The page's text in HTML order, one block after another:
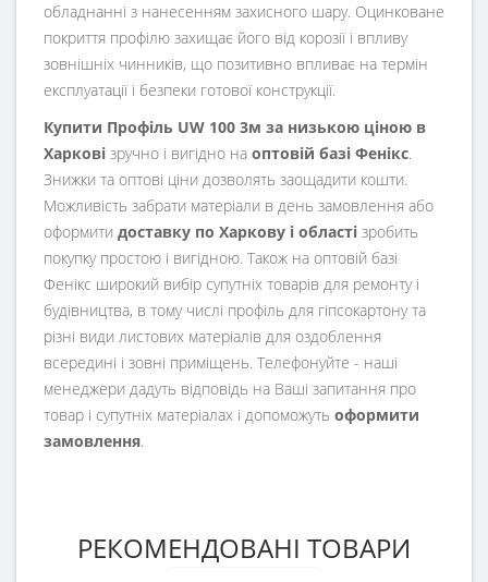
обладнанні з нанесенням захисного шару. Оцинковане
покриття профілю захищає його від корозії і впливу
зовнішніх чинників, що позитивно впливає на термін
експлуатації і безпеки готової конструкції.
Купити Профіль UW 100 3м за низькою ціною в
Харкові зручно і вигідно на оптовій базі Фенікс.
Знижки та оптові ціни дозволять заощадити кошти.
Можливість забрати матеріали в день замовлення або
оформити доставку по Харкову і області зробить
покупку простою і вигідною. Також на оптовій базі
Фенікс широкий вибір супутніх товарів для ремонту і
будівництва, в тому числі профіль для гіпсокартону та
різні види листових матеріалів для оздоблення
всередині і зовні приміщень. Телефонуйте - наші
менеджери дадуть відповідь на Ваші запитання про
товар і супутніх матеріалах і допоможуть оформити
замовлення.
РЕКОМЕНДОВАНІ ТОВАРИ